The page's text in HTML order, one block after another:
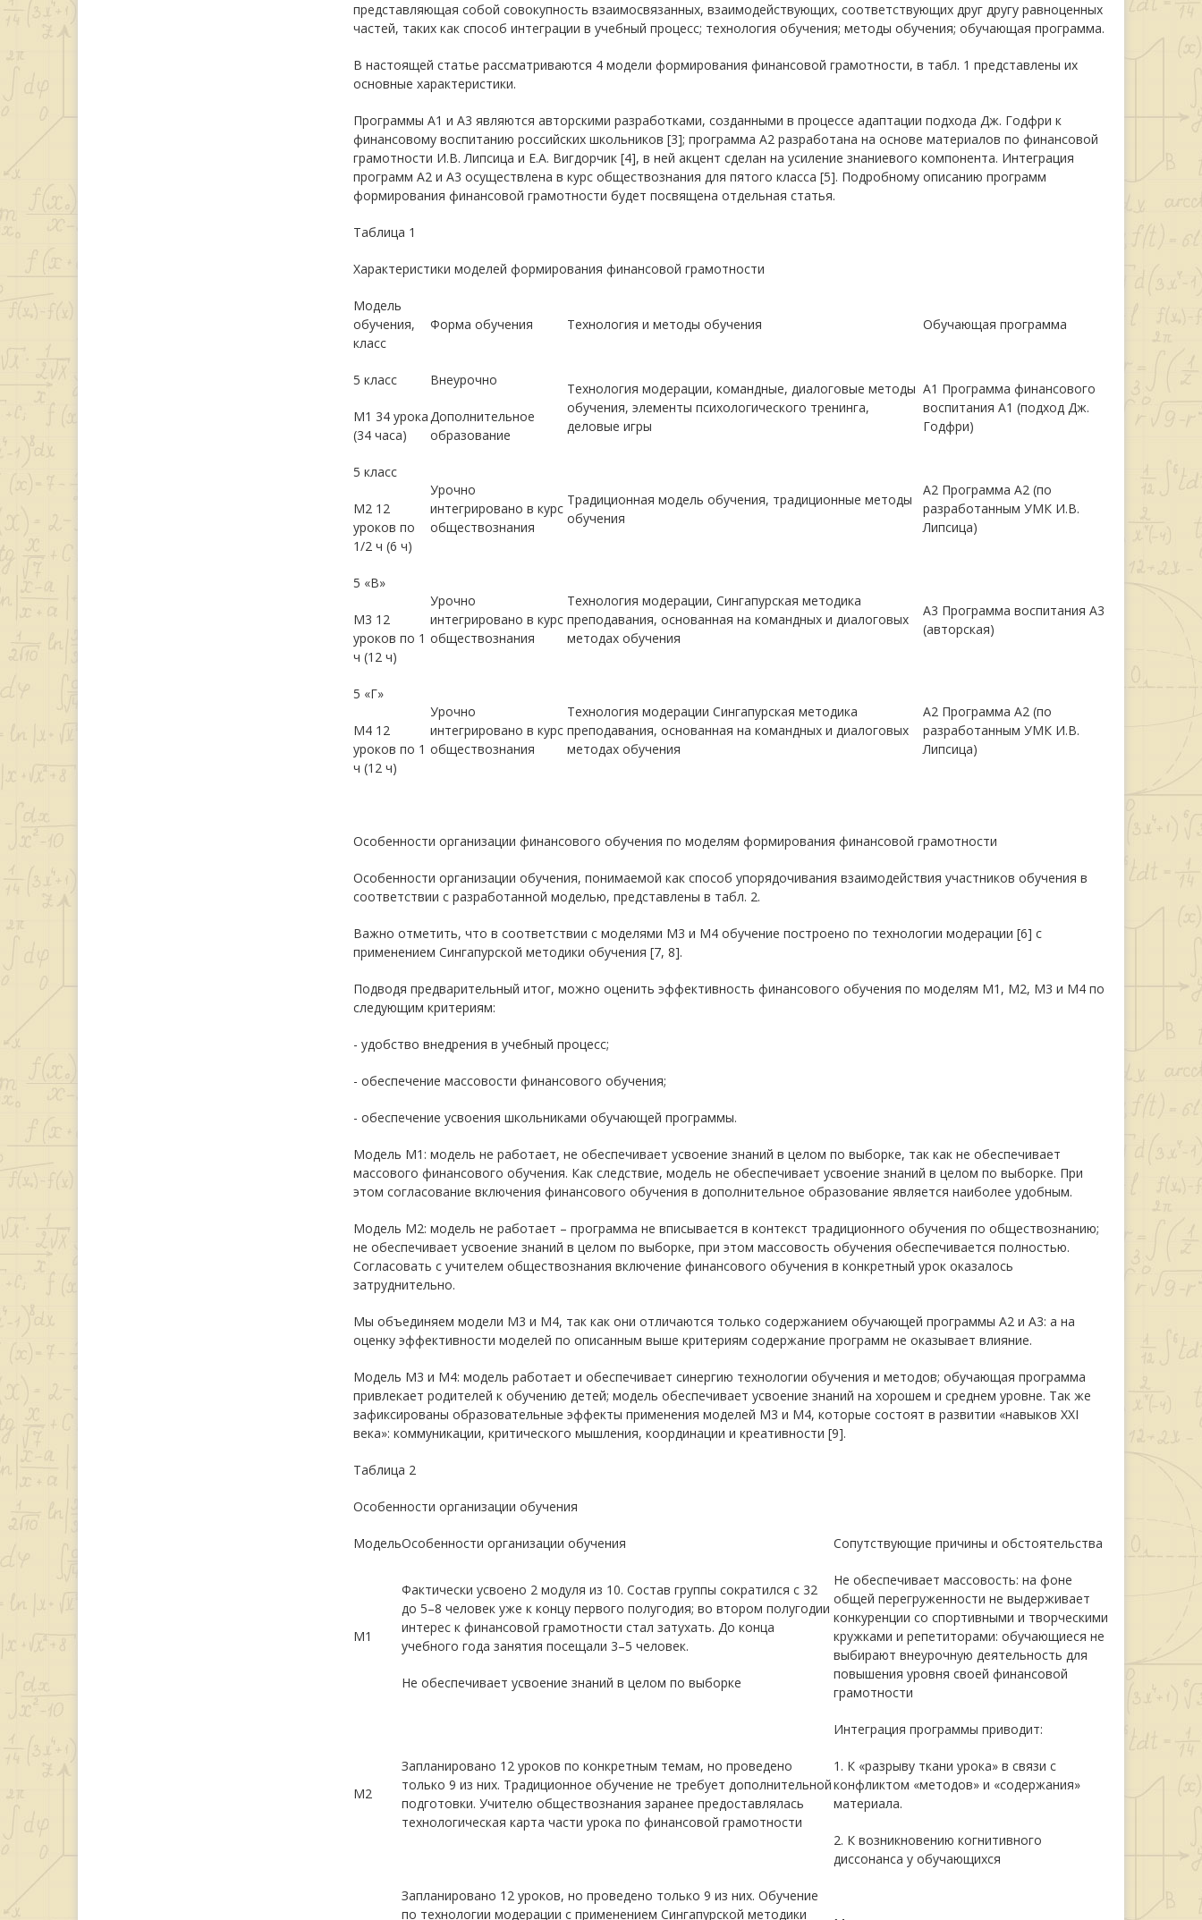
представляющая собой совокупность взаимосвязанных, взаимодействующих, соответствующих друг другу равноценных
частей, таких как способ интеграции в учебный процесс; технология обучения; методы обучения; обучающая программа.
В настоящей статье рассматриваются 4 модели формирования финансовой грамотности, в табл. 1 представлены их
основные характеристики.
Программы А1 и А3 являются авторскими разработками, созданными в процессе адаптации подхода Дж. Годфри к
финансовому воспитанию российских школьников [3]; программа А2 разработана на основе материалов по финансовой
грамотности И.В. Липсица и Е.А. Вигдорчик [4], в ней акцент сделан на усиление знаниевого компонента. Интеграция
программ А2 и А3 осуществлена в курс обществознания для пятого класса [5]. Подробному описанию программ
формирования финансовой грамотности будет посвящена отдельная статья.
Таблица 1
Характеристики моделей формирования финансовой грамотности
Модель
обучения,
класс
Форма обучения Технология и методы обучения Обучающая программа
5 класс
М1 34 урока
(34 часа)
Внеурочно
Дополнительное
образование
Технология модерации, командные, диалоговые методы
обучения, элементы психологического тренинга,
деловые игры
А1 Программа финансового
воспитания А1 (подход Дж.
Годфри)
5 класс
М2 12
уроков по
1/2 ч (6 ч)
Урочно
интегрировано в курс
обществознания
Традиционная модель обучения, традиционные методы
обучения
А2 Программа А2 (по
разработанным УМК И.В.
Липсица)
5 «В»
М3 12
уроков по 1
ч (12 ч)
Урочно
интегрировано в курс
обществознания
Технология модерации, Сингапурская методика
преподавания, основанная на командных и диалоговых
методах обучения
А3 Программа воспитания А3
(авторская)
5 «Г»
М4 12
уроков по 1
ч (12 ч)
Урочно
интегрировано в курс
обществознания
Технология модерации Сингапурская методика
преподавания, основанная на командных и диалоговых
методах обучения
А2 Программа А2 (по
разработанным УМК И.В.
Липсица)
Особенности организации финансового обучения по моделям формирования финансовой грамотности
Особенности организации обучения, понимаемой как способ упорядочивания взаимодействия участников обучения в
соответствии с разработанной моделью, представлены в табл. 2.
Важно отметить, что в соответствии с моделями М3 и М4 обучение построено по технологии модерации [6] с
применением Сингапурской методики обучения [7, 8].
Подводя предварительный итог, можно оценить эффективность финансового обучения по моделям М1, М2, М3 и М4 по
следующим критериям:
- удобство внедрения в учебный процесс;
- обеспечение массовости финансового обучения;
- обеспечение усвоения школьниками обучающей программы.
Модель М1: модель не работает, не обеспечивает усвоение знаний в целом по выборке, так как не обеспечивает
массового финансового обучения. Как следствие, модель не обеспечивает усвоение знаний в целом по выборке. При
этом согласование включения финансового обучения в дополнительное образование является наиболее удобным.
Модель М2: модель не работает – программа не вписывается в контекст традиционного обучения по обществознанию;
не обеспечивает усвоение знаний в целом по выборке, при этом массовость обучения обеспечивается полностью.
Согласовать с учителем обществознания включение финансового обучения в конкретный урок оказалось
затруднительно.
Мы объединяем модели М3 и М4, так как они отличаются только содержанием обучающей программы А2 и А3: а на
оценку эффективности моделей по описанным выше критериям содержание программ не оказывает влияние.
Модель М3 и М4: модель работает и обеспечивает синергию технологии обучения и методов; обучающая программа
привлекает родителей к обучению детей; модель обеспечивает усвоение знаний на хорошем и среднем уровне. Так же
зафиксированы образовательные эффекты применения моделей М3 и М4, которые состоят в развитии «навыков XXI
века»: коммуникации, критического мышления, координации и креативности [9].
Таблица 2
Особенности организации обучения
МодельОсобенности организации обучения Сопутствующие причины и обстоятельства
М1
Фактически усвоено 2 модуля из 10. Состав группы сократился с 32
до 5–8 человек уже к концу первого полугодия; во втором полугодии
интерес к финансовой грамотности стал затухать. До конца
учебного года занятия посещали 3–5 человек.
Не обеспечивает усвоение знаний в целом по выборке
Не обеспечивает массовость: на фоне
общей перегруженности не выдерживает
конкуренции со спортивными и творческими
кружками и репетиторами: обучающиеся не
выбирают внеурочную деятельность для
повышения уровня своей финансовой
грамотности
М2
Запланировано 12 уроков по конкретным темам, но проведено
только 9 из них. Традиционное обучение не требует дополнительной
подготовки. Учителю обществознания заранее предоставлялась
технологическая карта части урока по финансовой грамотности
Интеграция программы приводит:
1. К «разрыву ткани урока» в связи с
конфликтом «методов» и «содержания»
материала.
2. К возникновению когнитивного
диссонанса у обучающихся
Запланировано 12 уроков, но проведено только 9 из них. Обучение
по технологии модерации с применением Сингапурской методики